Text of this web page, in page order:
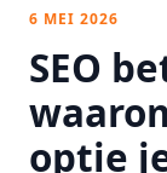
6 MEI 2026
SEO
optie